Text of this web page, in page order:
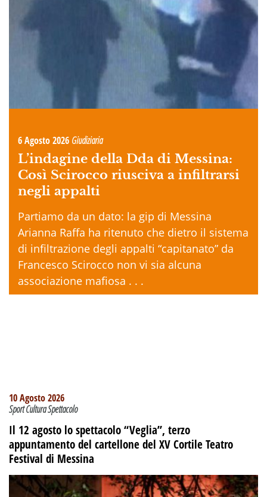
6 Agosto 2026 Giudiziaria
L’indagine della Dda di Messina:
Così Scirocco riusciva a infiltrarsi
negli appalti
Partiamo da un dato: la gip di Messina
Arianna Raffa ha ritenuto che dietro il sistema
di infiltrazione degli appalti “capitanato” da
Francesco Scirocco non vi sia alcuna
associazione mafiosa . . .
10 Agosto 2026
Sport Cultura Spettacolo
Il 12 agosto lo spettacolo “Veglia”, terzo
appuntamento del cartellone del XV Cortile Teatro
Festival di Messina